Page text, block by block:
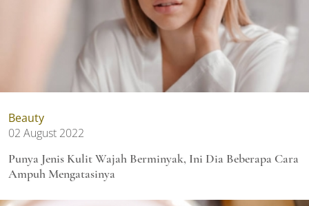
Beauty
02 August 2022
Punya Jenis Kulit Wajah Berminyak, Ini Dia Beberapa Cara
Ampuh Mengatasinya